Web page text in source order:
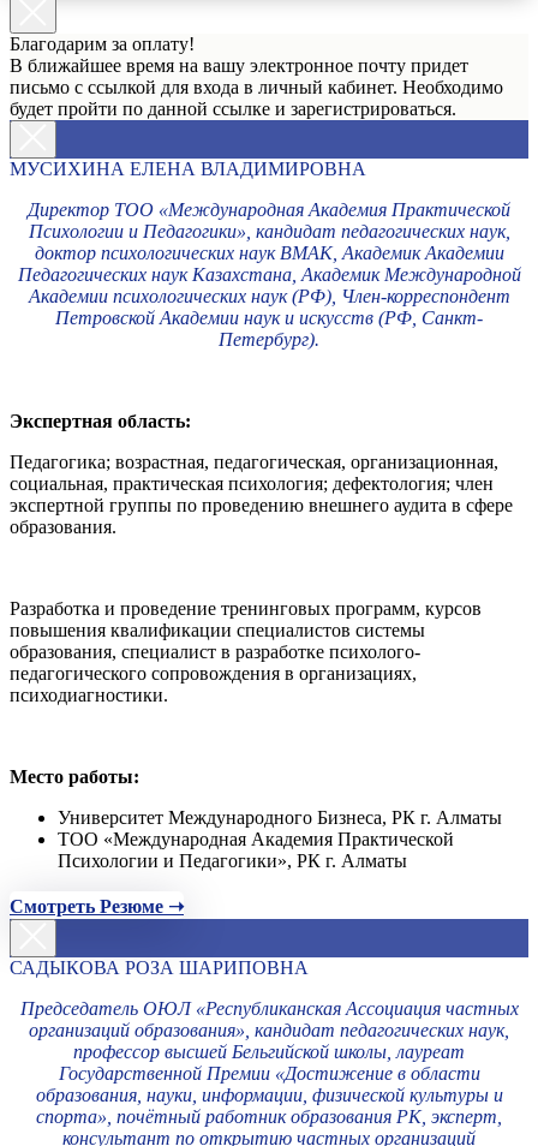
Благодарим за оплату!
В ближайшее время на вашу электронное почту придет
письмо с ссылкой для входа в личный кабинет. Необходимо
будет пройти по данной ссылке и зарегистрироваться.
МУСИХИНА ЕЛЕНА ВЛАДИМИРОВНА
Директор ТОО «Международная Академия Практической
Психологии и Педагогики», кандидат педагогических наук,
доктор психологических наук ВМАК, Академик Академии
Педагогических наук Казахстана, Академик Международной
Академии психологических наук (РФ), Член-корреспондент
Петровской Академии наук и искусств (РФ, Санкт-
Петербург).
Экспертная область:
Педагогика; возрастная, педагогическая, организационная,
социальная, практическая психология; дефектология; член
экспертной группы по проведению внешнего аудита в сфере
образования.
Разработка и проведение тренинговых программ, курсов
повышения квалификации специалистов системы
образования, специалист в разработке психолого-
педагогического сопровождения в организациях,
психодиагностики.
Место работы:
Университет Международного Бизнеса, РК г. Алматы
ТОО «Международная Академия Практической
Психологии и Педагогики», РК г. Алматы
Смотреть Резюме ➝
САДЫКОВА РОЗА ШАРИПОВНА
Председатель ОЮЛ «Республиканская Ассоциация частных
организаций образования», кандидат педагогических наук,
профессор высшей Бельгийской школы, лауреат
Государственной Премии «Достижение в области
образования, науки, информации, физической культуры и
спорта», почётный работник образования РК, эксперт,
консультант по открытию частных организаций